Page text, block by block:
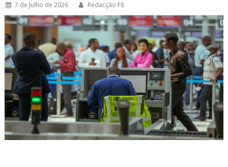
7 de Julho de 2026 Redacção F8